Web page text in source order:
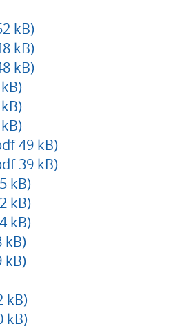
kB)
kB)
kB)
49 kB)
39 kB)
kB)
kB)
kB)
kB)
kB)
kB)
kB)